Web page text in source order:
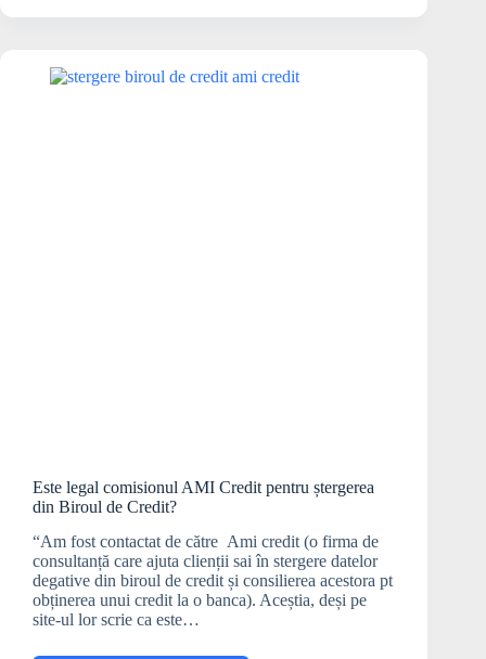
Este legal comisionul AMI Credit pentru ștergerea
din Biroul de Credit?
“Am fost contactat de către Ami credit (o firma de
consultanță care ajuta clienții sai în stergere datelor
degative din biroul de credit și consilierea acestora pt
obținerea unui credit la o banca). Aceștia, deși pe
site-ul lor scrie ca este…